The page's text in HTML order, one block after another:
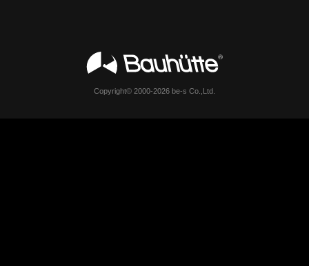
Copyright© 2000-2026 be-s Co.,Ltd.